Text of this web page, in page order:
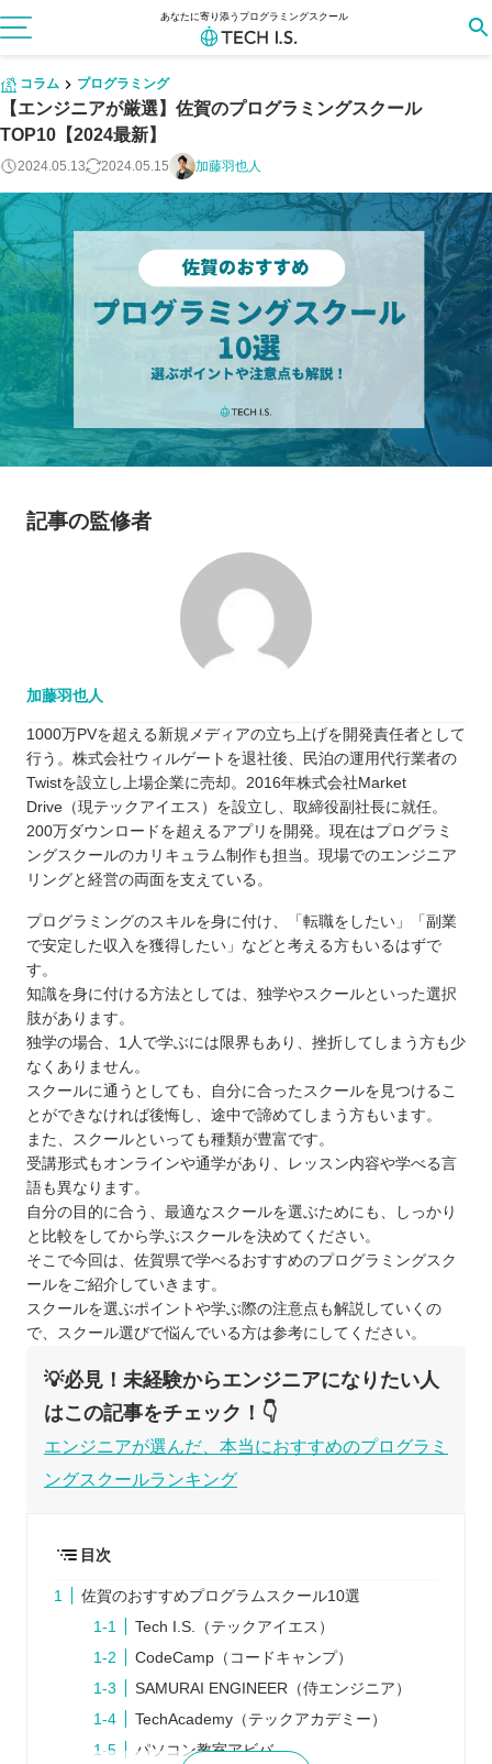
あなたに寄り添うプログラミングスクール
コラム プログラミング
【エンジニアが厳選】佐賀のプログラミングスクール
TOP10【2024最新】
2024.05.13 2024.05.15 加藤羽也人
記事の監修者
加藤羽也人
1000万PVを超える新規メディアの立ち上げを開発責任者として
行う。株式会社ウィルゲートを退社後、民泊の運用代行業者の
Twistを設立し上場企業に売却。2016年株式会社Market
Drive（現テックアイエス）を設立し、取締役副社長に就任。
200万ダウンロードを超えるアプリを開発。現在はプログラミ
ングスクールのカリキュラム制作も担当。現場でのエンジニア
リングと経営の両面を支えている。
プログラミングのスキルを身に付け、「転職をしたい」「副業
で安定した収入を獲得したい」などと考える方もいるはずで
す。
知識を身に付ける方法としては、独学やスクールといった選択
肢があります。
独学の場合、1人で学ぶには限界もあり、挫折してしまう方も少
なくありません。
スクールに通うとしても、自分に合ったスクールを見つけるこ
とができなければ後悔し、途中で諦めてしまう方もいます。
また、スクールといっても種類が豊富です。
受講形式もオンラインや通学があり、レッスン内容や学べる言
語も異なります。
自分の目的に合う、最適なスクールを選ぶためにも、しっかり
と比較をしてから学ぶスクールを決めてください。
そこで今回は、佐賀県で学べるおすすめのプログラミングスク
ールをご紹介していきます。
スクールを選ぶポイントや学ぶ際の注意点も解説していくの
で、スクール選びで悩んでいる方は参考にしてください。
💡必見！未経験からエンジニアになりたい人
はこの記事をチェック！👇
エンジニアが選んだ、本当におすすめのプログラミ
ングスクールランキング
目次
佐賀のおすすめプログラムスクール10選
Tech I.S.（テックアイエス）
CodeCamp（コードキャンプ）
SAMURAI ENGINEER（侍エンジニア）
TechAcademy（テックアカデミー）
パソコン教室アビバ